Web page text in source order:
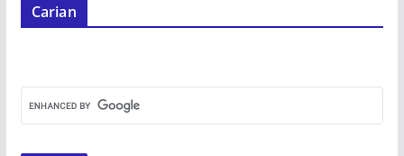
Carian